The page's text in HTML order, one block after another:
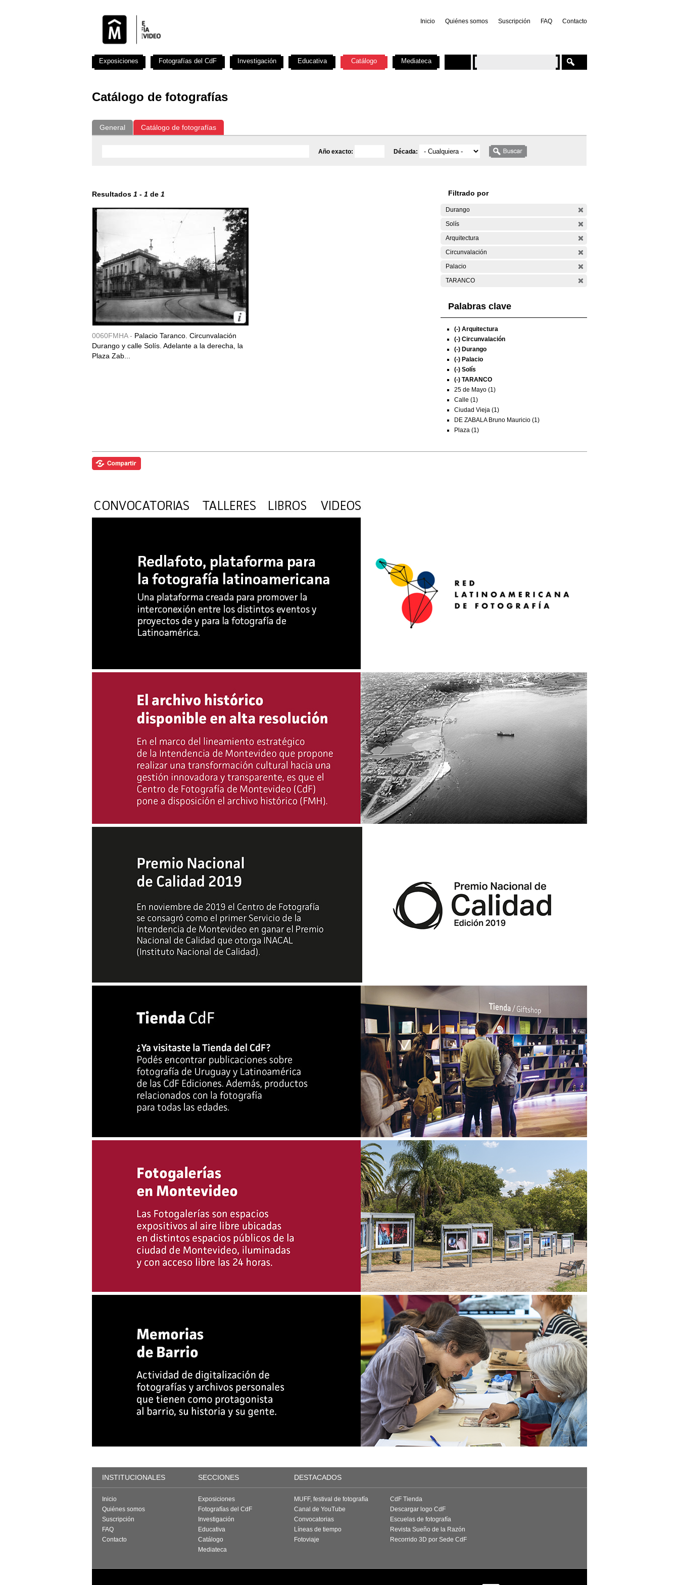
Inicio Quiénes somos Suscripción FAQ Contacto
Catálogo de fotografías
General Catálogo de fotografías
Año exacto: Década:
Resultados 1 - 1 de 1
0060FMHA - Palacio Taranco. Circunvalación
Durango y calle Solís. Adelante a la derecha, la
Plaza Zab...
Filtrado por
Durango
Solís
Arquitectura
Circunvalación
Palacio
TARANCO
Palabras clave
(-) Arquitectura
(-) Circunvalación
(-) Durango
(-) Palacio
(-) Solís
(-) TARANCO
25 de Mayo (1)
Calle (1)
Ciudad Vieja (1)
DE ZABALA Bruno Mauricio (1)
Plaza (1)
Exposiciones Fotografías del CdF Investigación Educativa Catálogo Mediateca
INSTITUCIONALES SECCIONES DESTACADOS
Inicio
Quiénes somos
Suscripción
FAQ
Contacto
Exposiciones
Fotografías del CdF
Investigación
Educativa
Catálogo
Mediateca
MUFF, festival de fotografía
Canal de YouTube
Convocatorias
Líneas de tiempo
Fotoviaje
CdF Tienda
Descargar logo CdF
Escuelas de fotografía
Revista Sueño de la Razón
Recorrido 3D por Sede CdF